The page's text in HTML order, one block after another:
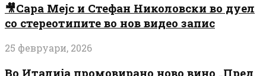
🎥Сара Мејс и Стефан Николовски во дуел
со стереотипите во нов видео запис
25 февруари, 2026
Во Италија промовирано ново вино „Пред